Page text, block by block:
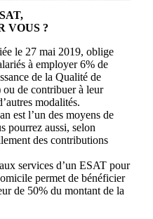
VOUS ?
le 27 mai 2019, oblige
à employer 6% de
de la Qualité de
de contribuer à leur
modalités.
est l’un des moyens de
pourrez aussi, selon
des contributions
services d’un ESAT pour
permet de bénéficier
de 50% du montant de la